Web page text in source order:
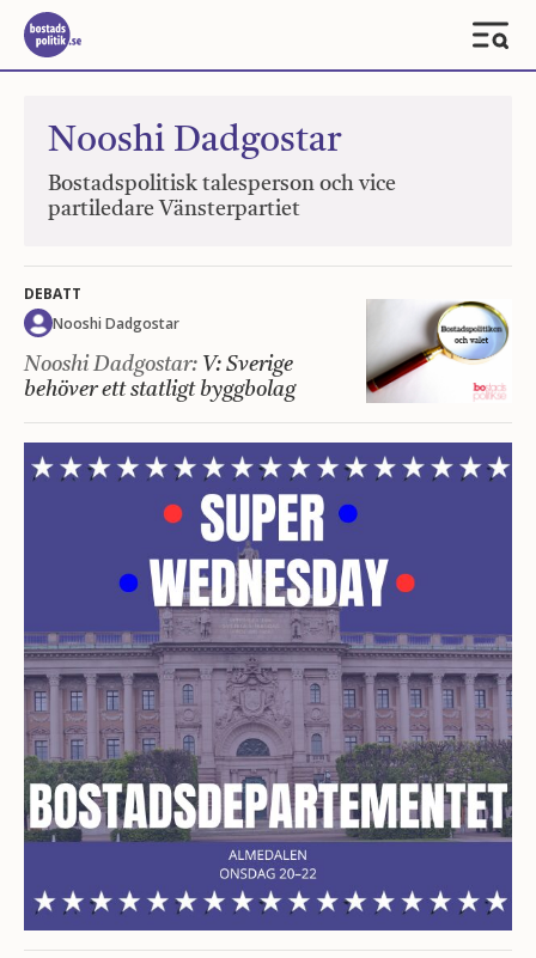
Nooshi Dadgostar
Bostadspolitisk talesperson och vice
partiledare Vänsterpartiet
DEBATT
Nooshi Dadgostar
Nooshi Dadgostar: V: Sverige
behöver ett statligt byggbolag